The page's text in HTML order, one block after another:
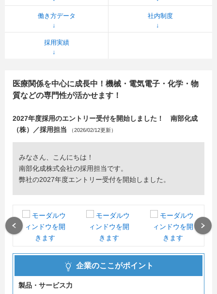
働き方データ 社内制度
採用実績
医療関係を中心に成長中！機械・電気電子・化学・物
質などの専門性が活かせます！
2027年度採用のエントリー受付を開始しました！ 南部化成
（株）／採用担当
（2026/02/12更新）
みなさん、こんにちは！
南部化成株式会社の採用担当です。
弊社の2027年度エントリー受付を開始しました。
企業のここがポイント
製品・サービス力